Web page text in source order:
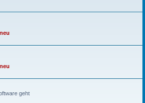
geht